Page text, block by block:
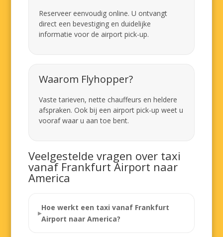
Reserveer eenvoudig online. U ontvangt
direct een bevestiging en duidelijke
informatie voor de airport pick-up.
Waarom Flyhopper?
Vaste tarieven, nette chauffeurs en heldere
afspraken. Ook bij een airport pick-up weet u
vooraf waar u aan toe bent.
Veelgestelde vragen over taxi
vanaf Frankfurt Airport naar
America
Hoe werkt een taxi vanaf Frankfurt
Airport naar America?